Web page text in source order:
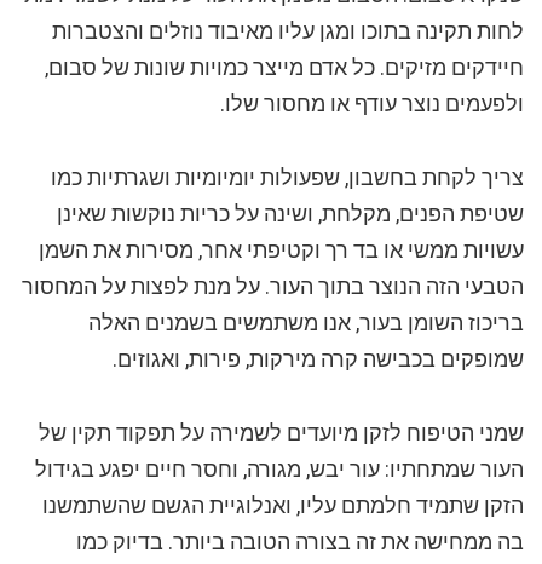
לחות תקינה בתוכו ומגן עליו מאיבוד נוזלים והצטברות
חיידקים מזיקים. כל אדם מייצר כמויות שונות של סבום,
ולפעמים נוצר עודף או מחסור שלו.
צריך לקחת בחשבון, שפעולות יומיומיות ושגרתיות כמו
שטיפת הפנים, מקלחת, ושינה על כריות נוקשות שאינן
עשויות ממשי או בד רך וקטיפתי אחר, מסירות את השמן
הטבעי הזה הנוצר בתוך העור. על מנת לפצות על המחסור
בריכוז השומן בעור, אנו משתמשים בשמנים האלה
שמופקים בכבישה קרה מירקות, פירות, ואגוזים.
שמני הטיפוח לזקן מיועדים לשמירה על תפקוד תקין של
העור שמתחתיו: עור יבש, מגורה, וחסר חיים יפגע בגידול
הזקן שתמיד חלמתם עליו, ואנלוגיית הגשם שהשתמשנו
בה ממחישה את זה בצורה הטובה ביותר. בדיוק כמו